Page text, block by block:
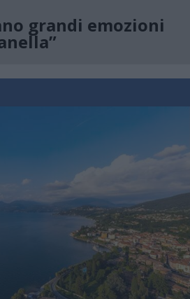
grandi emozioni